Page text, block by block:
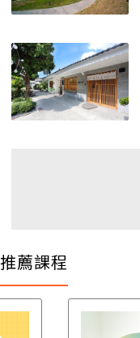
推薦課程